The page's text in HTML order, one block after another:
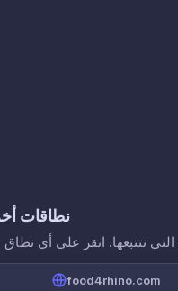
نطاقات
food4rhino.com